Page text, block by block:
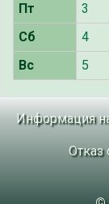
Пт
3
Сб
4
Вс
5
Информация
Отказ